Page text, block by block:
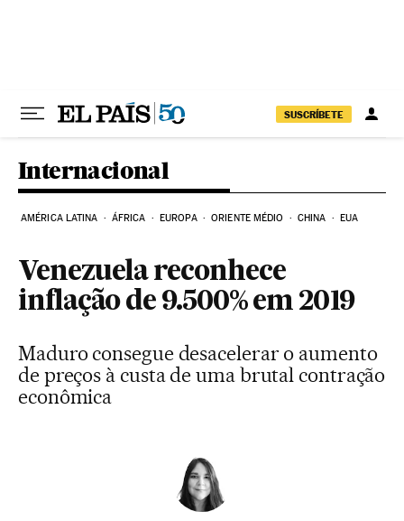
SUSCRÍBETE
Internacional
AMÉRICA LATINA ÁFRICA EUROPA ORIENTE MÉDIO CHINA EUA
Venezuela reconhece
inflação de 9.500% em 2019
Maduro consegue desacelerar o aumento
de preços à custa de uma brutal contração
econômica